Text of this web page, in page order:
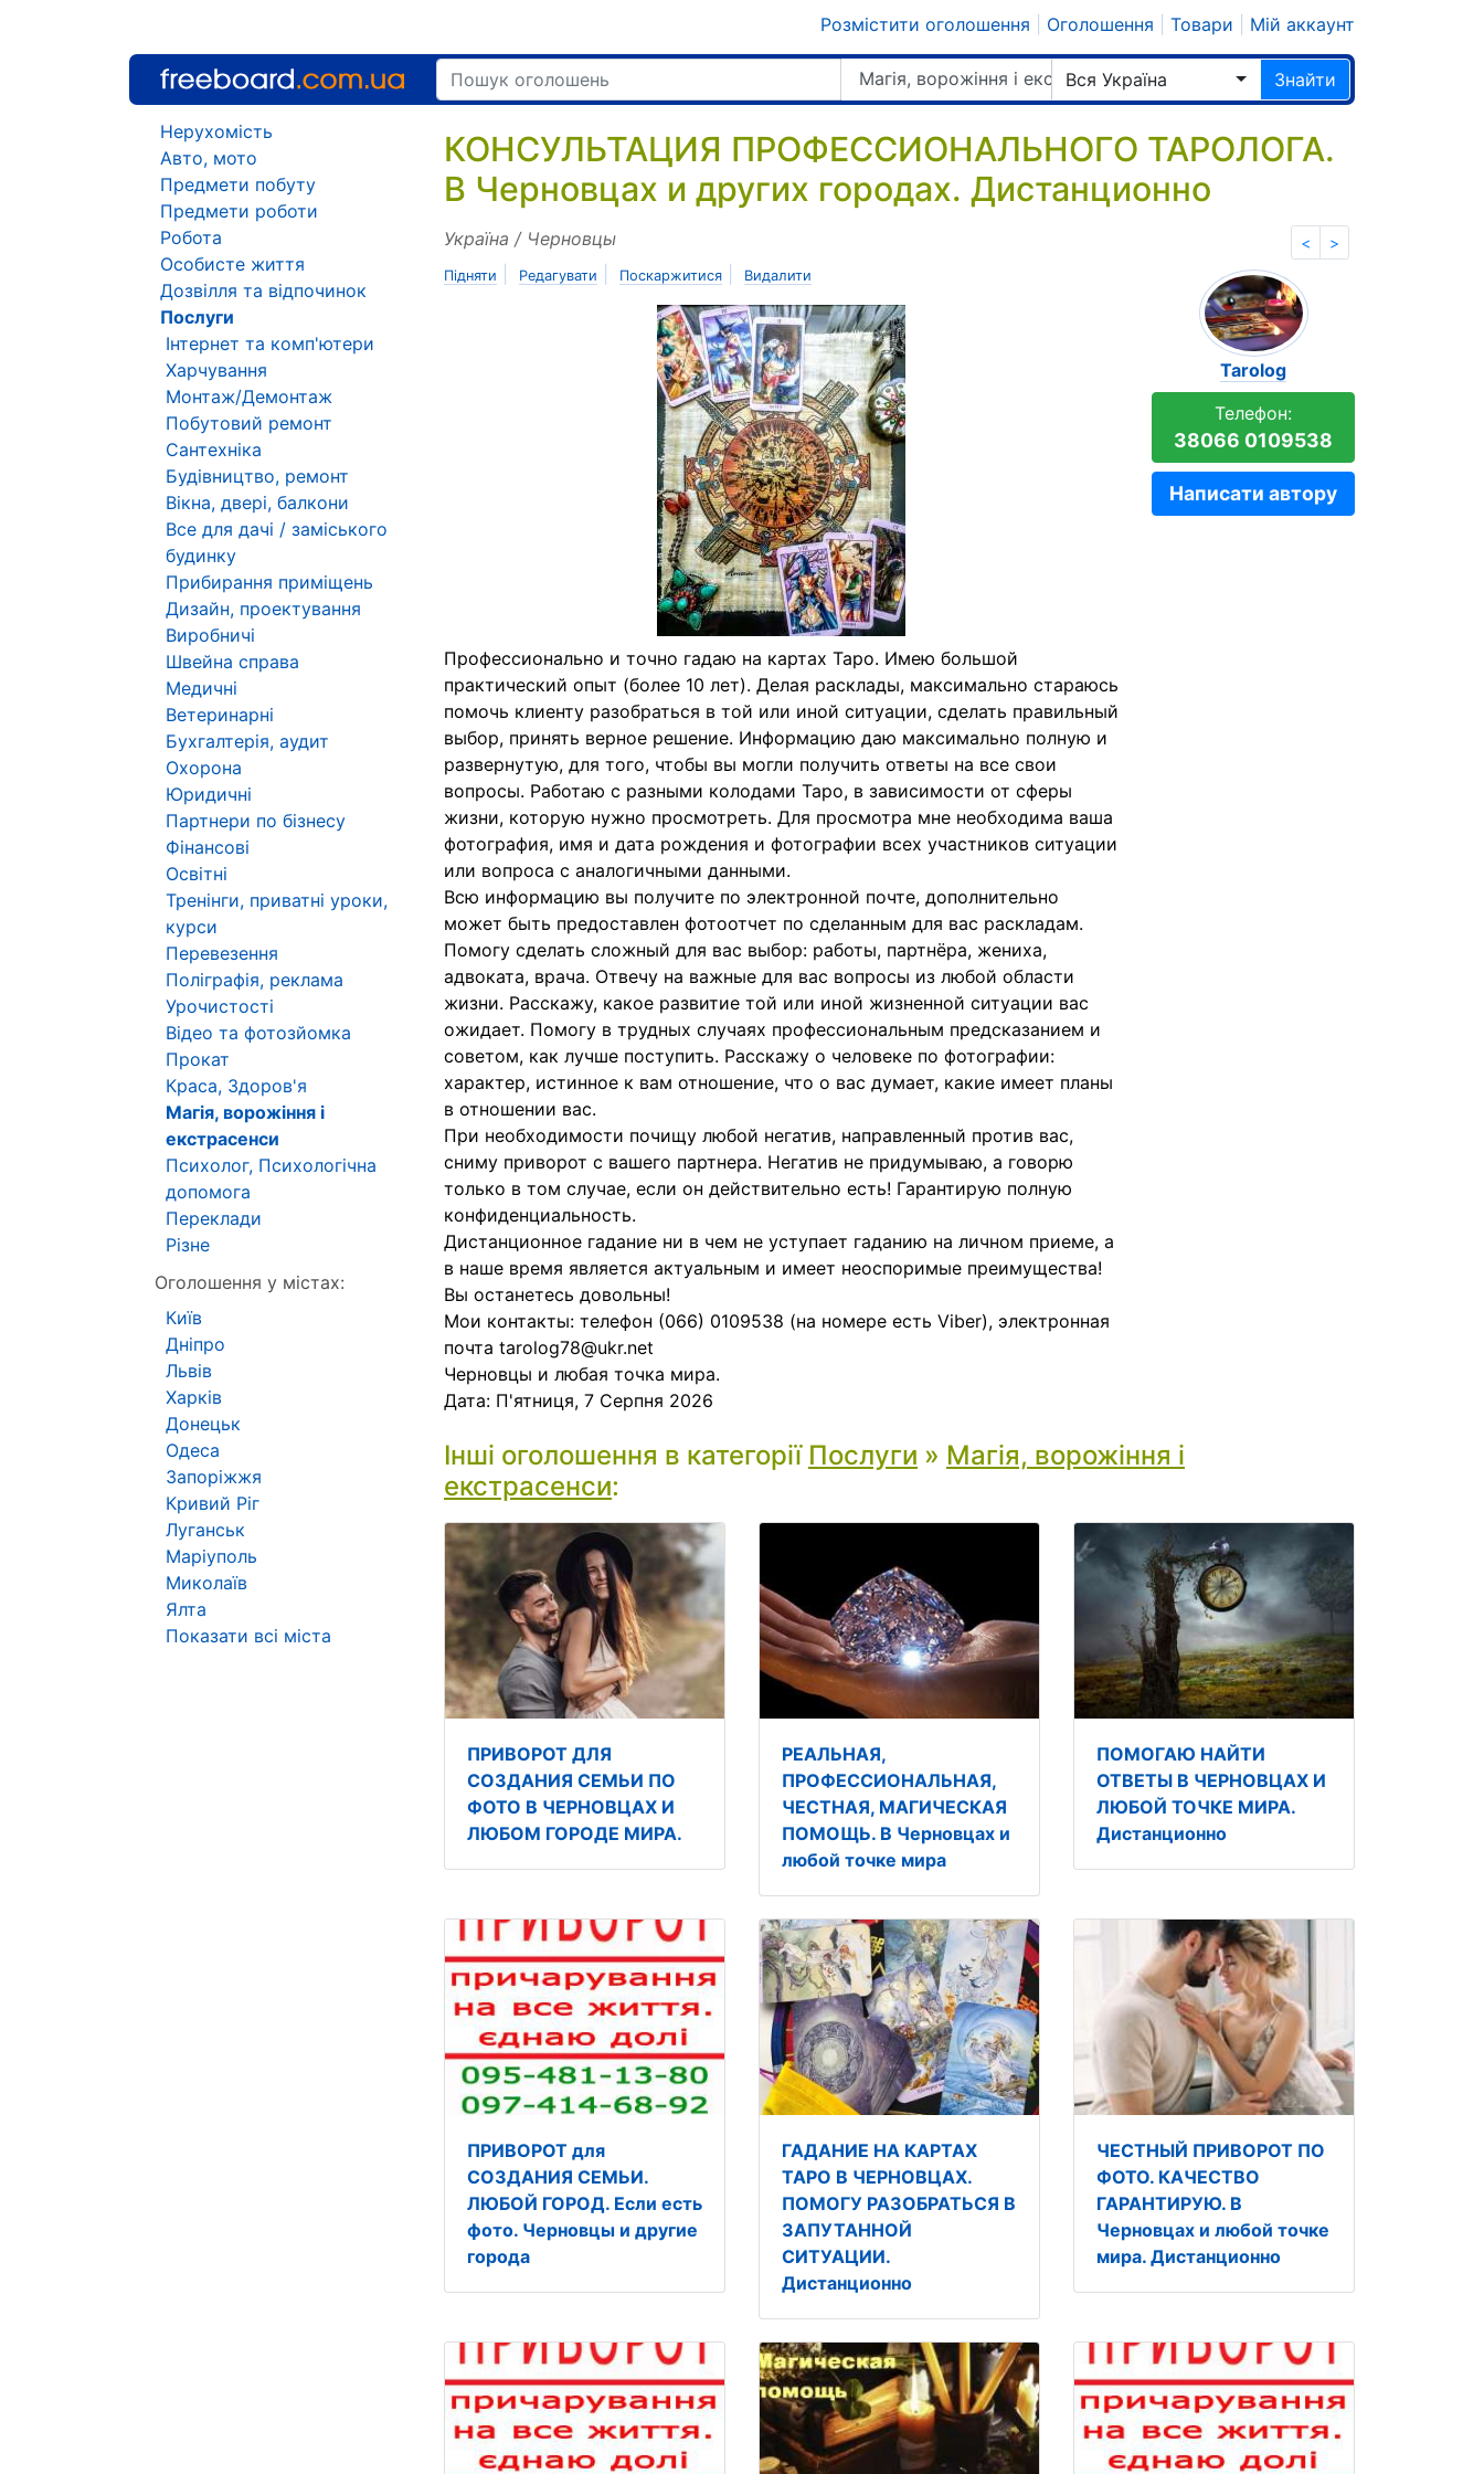
Розмістити оголошення Оголошення Товари Мій аккаунт
Магія, ворожіння і екстрасенси
Вся Україна Знайти
КОНСУЛЬТАЦИЯ ПРОФЕССИОНАЛЬНОГО ТАРОЛОГА.
В Черновцах и других городах. Дистанционно
< >
Україна / Черновцы
Підняти Редагувати Поскаржитися Видалити
Профессионально и точно гадаю на картах Таро. Имею большой
практический опыт (более 10 лет). Делая расклады, максимально стараюсь
помочь клиенту разобраться в той или иной ситуации, сделать правильный
выбор, принять верное решение. Информацию даю максимально полную и
развернутую, для того, чтобы вы могли получить ответы на все свои
вопросы. Работаю с разными колодами Таро, в зависимости от сферы
жизни, которую нужно просмотреть. Для просмотра мне необходима ваша
фотография, имя и дата рождения и фотографии всех участников ситуации
или вопроса с аналогичными данными.
Всю информацию вы получите по электронной почте, дополнительно
может быть предоставлен фотоотчет по сделанным для вас раскладам.
Помогу сделать сложный для вас выбор: работы, партнёра, жениха,
адвоката, врача. Отвечу на важные для вас вопросы из любой области
жизни. Расскажу, какое развитие той или иной жизненной ситуации вас
ожидает. Помогу в трудных случаях профессиональным предсказанием и
советом, как лучше поступить. Расскажу о человеке по фотографии:
характер, истинное к вам отношение, что о вас думает, какие имеет планы
в отношении вас.
При необходимости почищу любой негатив, направленный против вас,
сниму приворот с вашего партнера. Негатив не придумываю, а говорю
только в том случае, если он действительно есть! Гарантирую полную
конфиденциальность.
Дистанционное гадание ни в чем не уступает гаданию на личном приеме, а
в наше время является актуальным и имеет неоспоримые преимущества!
Вы останетесь довольны!
Мои контакты: телефон (066) 0109538 (на номере есть Viber), электронная
почта tarolog78@ukr.net
Черновцы и любая точка мира.
Дата: П'ятниця, 7 Серпня 2026
Tarolog
Телефон:
38066 0109538
Написати автору
Інші оголошення в категорії Послуги » Магія, ворожіння і
екстрасенси:
ПРИВОРОТ ДЛЯ
СОЗДАНИЯ СЕМЬИ ПО
ФОТО В ЧЕРНОВЦАХ И
ЛЮБОМ ГОРОДЕ МИРА.
РЕАЛЬНАЯ,
ПРОФЕССИОНАЛЬНАЯ,
ЧЕСТНАЯ, МАГИЧЕСКАЯ
ПОМОЩЬ. В Черновцах и
любой точке мира
ПОМОГАЮ НАЙТИ
ОТВЕТЫ В ЧЕРНОВЦАХ И
ЛЮБОЙ ТОЧКЕ МИРА.
Дистанционно
ПРИВОРОТ для
СОЗДАНИЯ СЕМЬИ.
ЛЮБОЙ ГОРОД. Если есть
фото. Черновцы и другие
города
ГАДАНИЕ НА КАРТАХ
ТАРО В ЧЕРНОВЦАХ.
ПОМОГУ РАЗОБРАТЬСЯ В
ЗАПУТАННОЙ
СИТУАЦИИ.
Дистанционно
ЧЕСТНЫЙ ПРИВОРОТ ПО
ФОТО. КАЧЕСТВО
ГАРАНТИРУЮ. В
Черновцах и любой точке
мира. Дистанционно
Нерухомість
Авто, мото
Предмети побуту
Предмети роботи
Робота
Особисте життя
Дозвілля та відпочинок
Послуги
Інтернет та комп'ютери
Харчування
Монтаж/Демонтаж
Побутовий ремонт
Сантехніка
Будівництво, ремонт
Вікна, двері, балкони
Все для дачі / заміського
будинку
Прибирання приміщень
Дизайн, проектування
Виробничі
Швейна справа
Медичні
Ветеринарні
Бухгалтерія, аудит
Охорона
Юридичні
Партнери по бізнесу
Фінансові
Освітні
Тренінги, приватні уроки,
курси
Перевезення
Поліграфія, реклама
Урочистості
Відео та фотозйомка
Прокат
Краса, Здоров'я
Магія, ворожіння і
екстрасенси
Психолог, Психологічна
допомога
Переклади
Різне
Оголошення у містах:
Київ
Дніпро
Львів
Харків
Донецьк
Одеса
Запоріжжя
Кривий Ріг
Луганськ
Маріуполь
Миколаїв
Ялта
Показати всі міста